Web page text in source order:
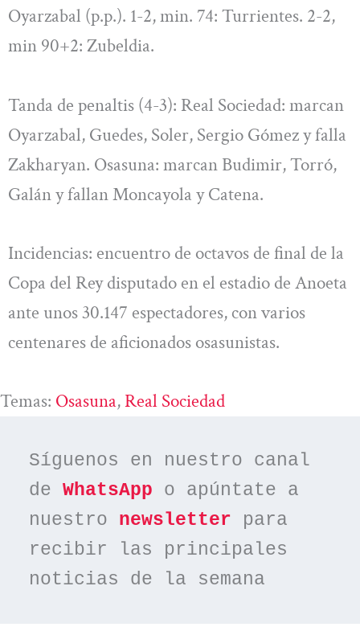
Oyarzabal (p.p.). 1-2, min. 74: Turrientes. 2-2,
min 90+2: Zubeldia.
Tanda de penaltis (4-3): Real Sociedad: marcan
Oyarzabal, Guedes, Soler, Sergio Gómez y falla
Zakharyan. Osasuna: marcan Budimir, Torró,
Galán y fallan Moncayola y Catena.
Incidencias: encuentro de octavos de final de la
Copa del Rey disputado en el estadio de Anoeta
ante unos 30.147 espectadores, con varios
centenares de aficionados osasunistas.
Temas: Osasuna, Real Sociedad
Síguenos en nuestro canal
de WhatsApp o apúntate a
nuestro newsletter para
recibir las principales
noticias de la semana